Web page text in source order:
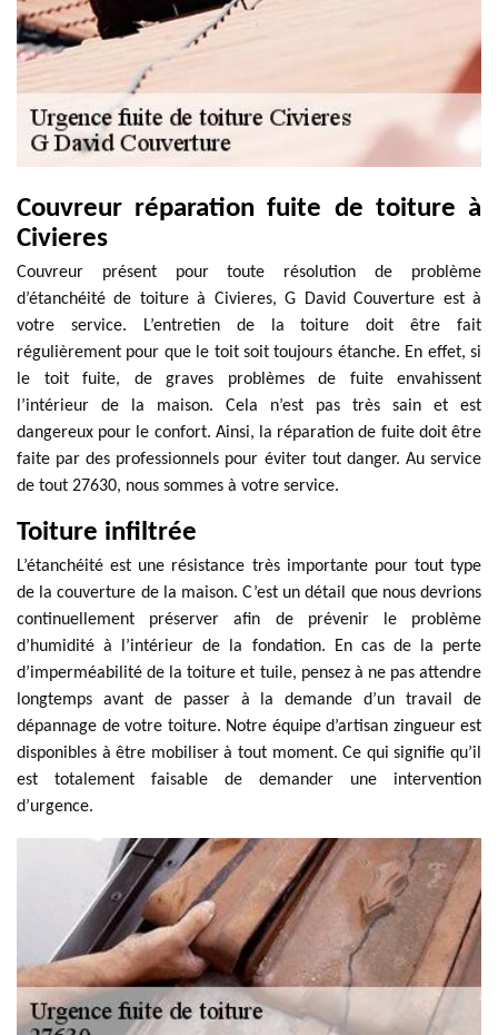
Couvreur réparation fuite de toiture à
Civieres
Couvreur présent pour toute résolution de problème
d’étanchéité de toiture à Civieres, G David Couverture est à
votre service. L’entretien de la toiture doit être fait
régulièrement pour que le toit soit toujours étanche. En effet, si
le toit fuite, de graves problèmes de fuite envahissent
l’intérieur de la maison. Cela n’est pas très sain et est
dangereux pour le confort. Ainsi, la réparation de fuite doit être
faite par des professionnels pour éviter tout danger. Au service
de tout 27630, nous sommes à votre service.
Toiture infiltrée
L’étanchéité est une résistance très importante pour tout type
de la couverture de la maison. C’est un détail que nous devrions
continuellement préserver afin de prévenir le problème
d’humidité à l’intérieur de la fondation. En cas de la perte
d’imperméabilité de la toiture et tuile, pensez à ne pas attendre
longtemps avant de passer à la demande d’un travail de
dépannage de votre toiture. Notre équipe d’artisan zingueur est
disponibles à être mobiliser à tout moment. Ce qui signifie qu’il
est totalement faisable de demander une intervention
d’urgence.